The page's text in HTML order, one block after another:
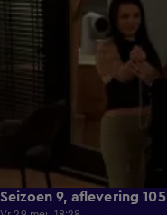
Seizoen 9, aflevering 105